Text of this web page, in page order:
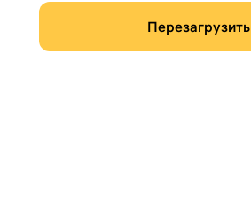
Перезагрузить